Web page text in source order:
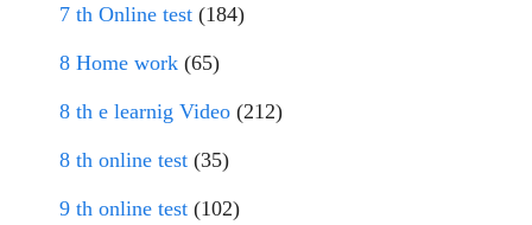
7 th Online test (184)
8 Home work (65)
8 th e learnig Video (212)
8 th online test (35)
9 th online test (102)